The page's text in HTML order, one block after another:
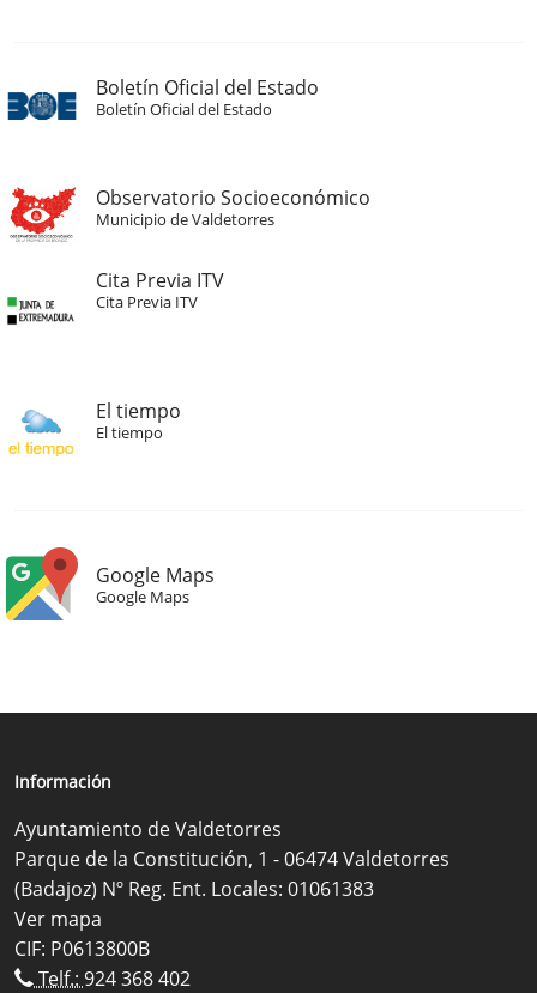
Boletín Oficial del Estado
Boletín Oficial del Estado
Observatorio Socioeconómico
Municipio de Valdetorres
Cita Previa ITV
Cita Previa ITV
El tiempo
El tiempo
Google Maps
Google Maps
Información
Ayuntamiento de Valdetorres
Parque de la Constitución, 1 - 06474 Valdetorres
(Badajoz) Nº Reg. Ent. Locales: 01061383
Ver mapa
CIF: P0613800B
Telf.: 924 368 402